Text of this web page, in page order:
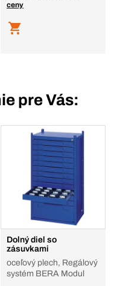
ceny
pre Vás:
Dolný diel so
zásuvkami
oceľový plech, Regálový
systém BERA Modul